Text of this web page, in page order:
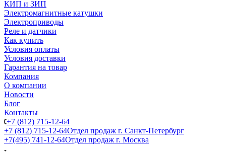
КИП и ЗИП
Электромагнитные катушки
Электроприводы
Реле и датчики
Как купить
Условия оплаты
Условия доставки
Гарантия на товар
Компания
О компании
Новости
Блог
Контакты
+7 (812) 715-12-64
+7 (812) 715-12-64Отдел продаж г. Санкт-Петербург
+7(495) 741-12-64Отдел продаж г. Москва